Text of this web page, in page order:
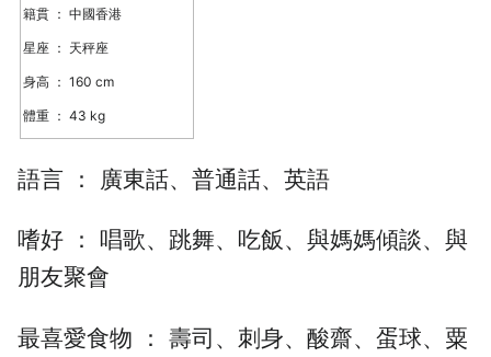
籍貫 ： 中國香港
星座 ： 天秤座
身高 ： 160 cm
體重 ： 43 kg
語言 ： 廣東話、普通話、英語
嗜好 ： 唱歌、跳舞、吃飯、與媽媽傾談、與
朋友聚會
最喜愛食物 ： 壽司、刺身、酸齋、蛋球、粟